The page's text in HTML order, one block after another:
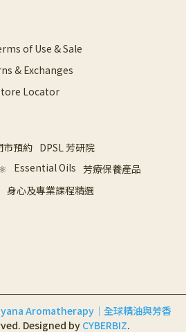
of Use & Sale
& Exchanges
Locator
預約 DPSL 芳研院
Essential Oils 芳療保養產品
身心及專業課程精選
Aromatherapy｜全球精油與芳香
Designed by CYBERBIZ.